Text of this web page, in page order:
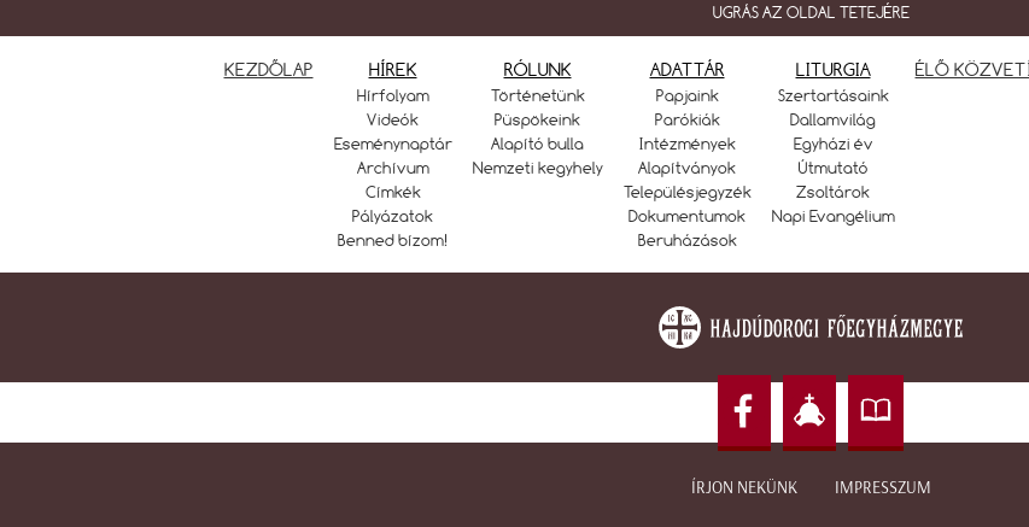
UGRÁS AZ OLDAL TETEJÉRE
KEZDŐLAP HÍREK
Hírfolyam
Videók
Eseménynaptár
Archívum
Címkék
Pályázatok
Benned bízom!
RÓLUNK
Történetünk
Püspökeink
Alapító bulla
Nemzeti kegyhely
ADATTÁR
Papjaink
Parókiák
Intézmények
Alapítványok
Településjegyzék
Dokumentumok
Beruházások
LITURGIA
Szertartásaink
Dallamvilág
Egyházi év
Útmutató
Zsoltárok
Napi Evangélium
ÉLŐ
ÍRJON NEKÜNK IMPRESSZUM